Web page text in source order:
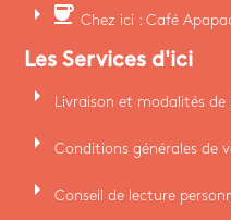
arrow_right coffee Chez ici : Café
Les Services d'ici
arrow_right Livraison et modalités
arrow_right Conditions générales de
arrow_right Conseil de lecture